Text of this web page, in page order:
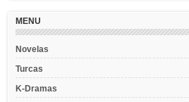
MENU
Novelas
Turcas
K-Dramas